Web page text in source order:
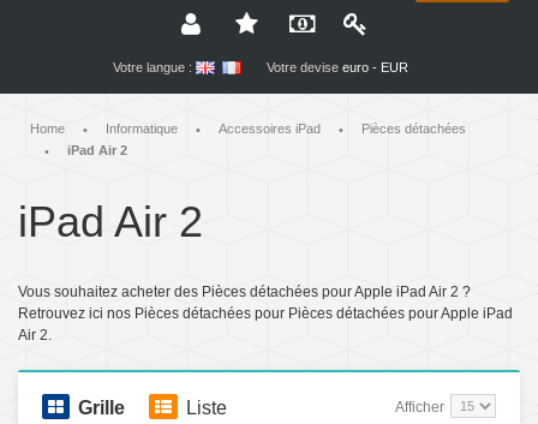
Votre langue : Votre devise euro - EUR
Home • Informatique • Accessoires iPad •
Pièces détachées
•
iPad Air 2
iPad Air 2
Vous souhaitez acheter des Pièces détachées pour Apple iPad Air 2 ?
Retrouvez ici nos Pièces détachées pour Pièces détachées pour Apple iPad
Air 2.
Grille Liste Afficher